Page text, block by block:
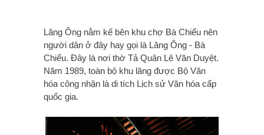
Lăng Ông nằm kế bên khu chợ Bà Chiểu nên
người dân ở đây hay gọi là Lăng Ông - Bà
Chiểu. Đây là nơi thờ Tả Quân Lê Văn Duyệt.
Năm 1989, toàn bộ khu lăng được Bộ Văn
hóa công nhận là di tích Lịch sử Văn hóa cấp
quốc gia.